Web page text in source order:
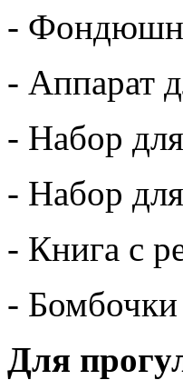
-
- Аппарат
- Набор
- Набор
- Книга с
-
Для